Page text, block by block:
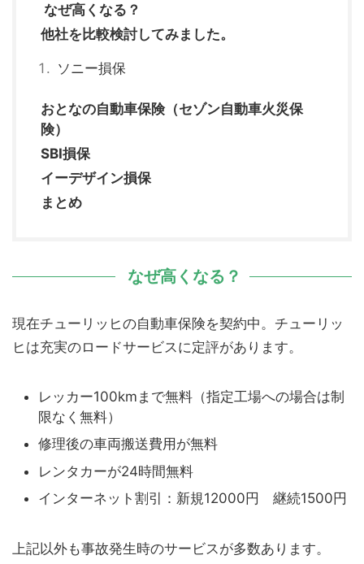
なぜ高くなる？
他社を比較検討してみました。
ソニー損保
おとなの自動車保険（セゾン自動車火災保
険）
SBI損保
イーデザイン損保
まとめ
なぜ高くなる？
現在チューリッヒの自動車保険を契約中。チューリッ
ヒは充実のロードサービスに定評があります。
レッカー100kmまで無料（指定工場への場合は制
限なく無料）
修理後の車両搬送費用が無料
レンタカーが24時間無料
インターネット割引：新規12000円 継続1500円
上記以外も事故発生時のサービスが多数あります。